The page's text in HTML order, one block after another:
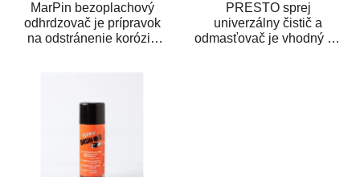
MarPin bezoplachový
odhrdzovač je prípravok
na odstránenie korózie
PRESTO sprej
univerzálny čistič a
odmasťovač je vhodný na